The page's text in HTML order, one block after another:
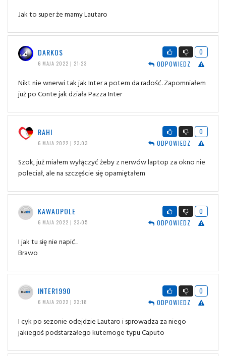
Jak to super że mamy Lautaro
DARKOS
6 MAJA 2022 | 21:23
0
ODPOWIEDZ
Nikt nie wnerwi tak jak Inter a potem da radość. Zapomniałem
już po Conte jak działa Pazza Inter
RAHI
6 MAJA 2022 | 23:03
0
ODPOWIEDZ
Szok, już miałem wyłączyć żeby z nerwów laptop za okno nie
poleciał, ale na szczęście się opamiętałem
KAWAOPOLE
6 MAJA 2022 | 23:05
0
ODPOWIEDZ
I jak tu się nie napić...
Brawo
INTER1990
6 MAJA 2022 | 23:18
0
ODPOWIEDZ
I cyk po sezonie odejdzie Lautaro i sprowadza za niego
jakiegoś podstarzałego kuternoge typu Caputo